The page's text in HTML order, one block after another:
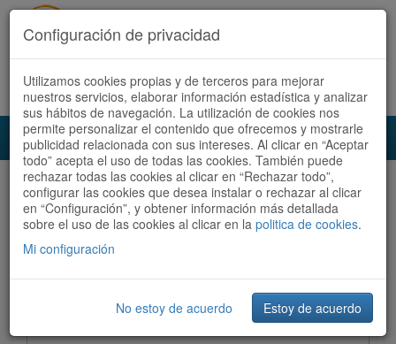
Accedeix Registra't ara Español Català
Audioruta Totes les rutes
Totes les rutes Ordenar per: Més recents / Dificultat
Filtrar les rutes
Configuración de privacidad
Utilizamos cookies propias y de terceros para mejorar
nuestros servicios, elaborar información estadística y analizar
sus hábitos de navegación. La utilización de cookies nos
permite personalizar el contenido que ofrecemos y mostrarle
publicidad relacionada con sus intereses. Al clicar en “Aceptar
todo” acepta el uso de todas las cookies. También puede
rechazar todas las cookies al clicar en “Rechazar todo”,
configurar las cookies que desea instalar o rechazar al clicar
en “Configuración”, y obtener información más detallada
sobre el uso de las cookies al clicar en la politica de cookies.
Mi configuración
No estoy de acuerdo Estoy de acuerdo